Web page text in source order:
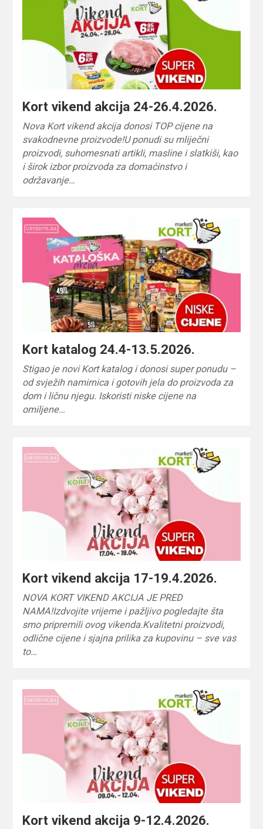
Kort vikend akcija 24-26.4.2026.
Nova Kort vikend akcija donosi TOP cijene na
svakodnevne proizvode!U ponudi su mliječni
proizvodi, suhomesnati artikli, masline i slatkiši, kao
i širok izbor proizvoda za domaćinstvo i
održavanje…
Kort katalog 24.4-13.5.2026.
Stigao je novi Kort katalog i donosi super ponudu –
od svježih namirnica i gotovih jela do proizvoda za
dom i ličnu njegu. Iskoristi niske cijene na
omiljene…
Kort vikend akcija 17-19.4.2026.
NOVA KORT VIKEND AKCIJA JE PRED
NAMA!Izdvojite vrijeme i pažljivo pogledajte šta
smo pripremili ovog vikenda.Kvalitetni proizvodi,
odlične cijene i sjajna prilika za kupovinu – sve vas
to…
Kort vikend akcija 9-12.4.2026.